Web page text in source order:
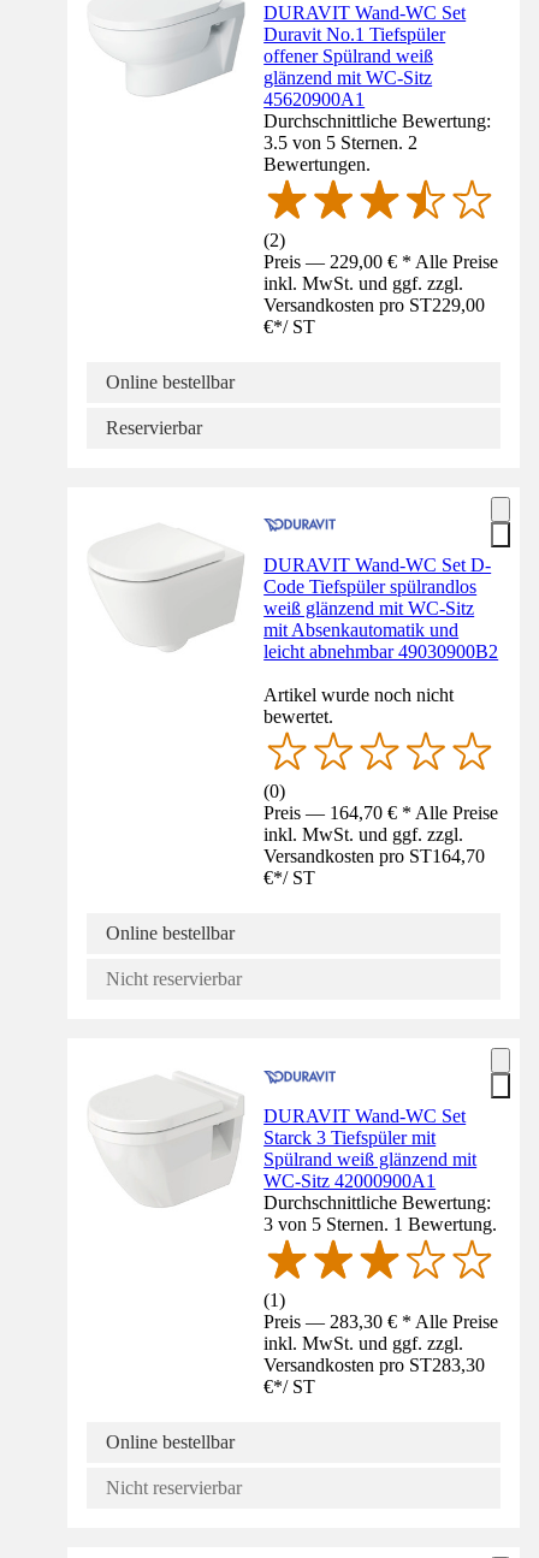
DURAVIT Wand-WC Set
Duravit No.1 Tiefspüler
offener Spülrand weiß
glänzend mit WC-Sitz
45620900A1
Durchschnittliche Bewertung:
3.5 von 5 Sternen. 2
Bewertungen.
(2)
Preis — 229,00 € * Alle Preise
inkl. MwSt. und ggf. zzgl.
Versandkosten pro ST229,00
€*/ ST
Online bestellbar
Reservierbar
DURAVIT Wand-WC Set D-
Code Tiefspüler spülrandlos
weiß glänzend mit WC-Sitz
mit Absenkautomatik und
leicht abnehmbar 49030900B2
Artikel wurde noch nicht
bewertet.
(0)
Preis — 164,70 € * Alle Preise
inkl. MwSt. und ggf. zzgl.
Versandkosten pro ST164,70
€*/ ST
Online bestellbar
Nicht reservierbar
DURAVIT Wand-WC Set
Starck 3 Tiefspüler mit
Spülrand weiß glänzend mit
WC-Sitz 42000900A1
Durchschnittliche Bewertung:
3 von 5 Sternen. 1 Bewertung.
(1)
Preis — 283,30 € * Alle Preise
inkl. MwSt. und ggf. zzgl.
Versandkosten pro ST283,30
€*/ ST
Online bestellbar
Nicht reservierbar